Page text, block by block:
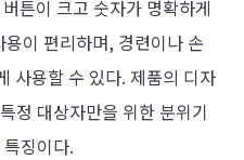
튼이 크고 숫자가 명확하게
이 편리하며, 경련이나 손
사용할 수 있다. 제품의 디자
정 대상자만을 위한 분위기
징이다.